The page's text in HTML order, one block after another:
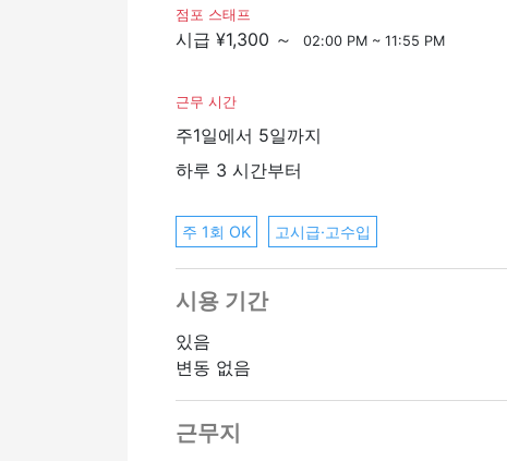
점포 스태프
시급 ¥1,300 ～ 02:00 PM ~ 11:55 PM
근무 시간
주1일에서 5일까지
하루 3 시간부터
주 1회 OK 고시급·고수입
시용 기간
있음
변동 없음
근무지